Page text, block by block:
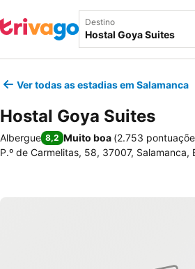
Destino
Ver todas as estadias em Salamanca
Hostal Goya Suites
Albergue 8,2 Muito boa (2.753
P.º de Carmelitas, 58, 37007, Salamanca,